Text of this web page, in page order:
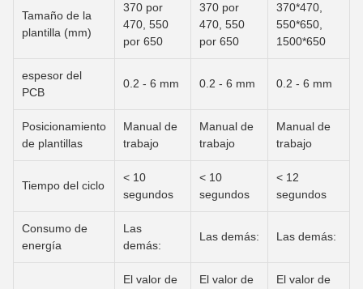
Tamaño de la
plantilla (mm)
370 por
470, 550
por 650
370 por
470, 550
por 650
370*470,
550*650,
1500*650
espesor del
PCB
0.2 - 6 mm 0.2 - 6 mm 0.2 - 6 mm
Posicionamiento
de plantillas
Manual de
trabajo
Manual de
trabajo
Manual de
trabajo
Tiempo del ciclo
< 10
segundos
< 10
segundos
< 12
segundos
Consumo de
energía
Las
demás:
Las demás: Las demás:
El valor de
El valor de
El valor de